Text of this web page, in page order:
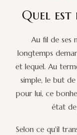
Quel est
Au fil de ses
longtemps
et lequel. Au
simple, le but
pour lui, ce
état
Selon ce qu'il